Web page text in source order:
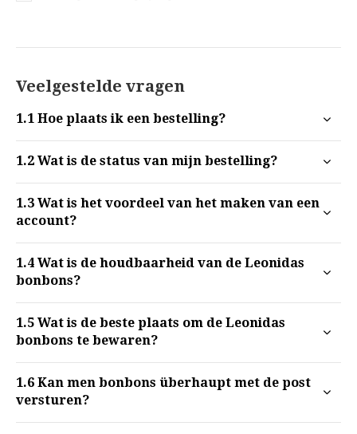
Veelgestelde vragen
1.1 Hoe plaats ik een bestelling?
1.2 Wat is de status van mijn bestelling?
1.3 Wat is het voordeel van het maken van een
account?
1.4 Wat is de houdbaarheid van de Leonidas
bonbons?
1.5 Wat is de beste plaats om de Leonidas
bonbons te bewaren?
1.6 Kan men bonbons überhaupt met de post
versturen?